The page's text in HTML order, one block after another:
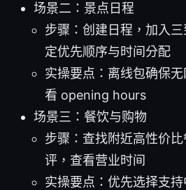
场景二：景点日程
步骤：创建日程，加入
定优先顺序与时间分配
实操要点：离线包确保
看 opening hours
场景三：餐饮与购物
步骤：查找附近高性价
评，查看营业时间
实操要点：优先选择支